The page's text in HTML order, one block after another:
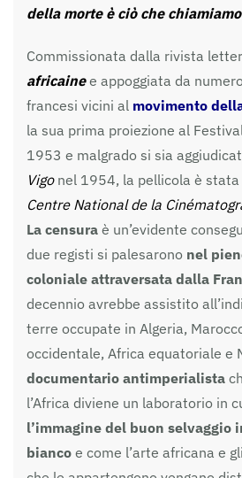
della morte è ciò che
Commissionata dalla rivista
africainee appoggiata da
francesi vicini al movimento
la sua prima proiezione al
1953 e malgrado si sia
Vigonel 1954, la pellicola è stata
Centre National de la
La censura è un’evidente
due registi si palesarono nel
coloniale attraversata dalla
decennio avrebbe assistito
terre occupate in Algeria,
occidentale, Africa equatoriale e
documentario antimperialista
l’Africa diviene un laboratorio in
l’immagine del buon selvaggio
bianco e come l’arte africana e